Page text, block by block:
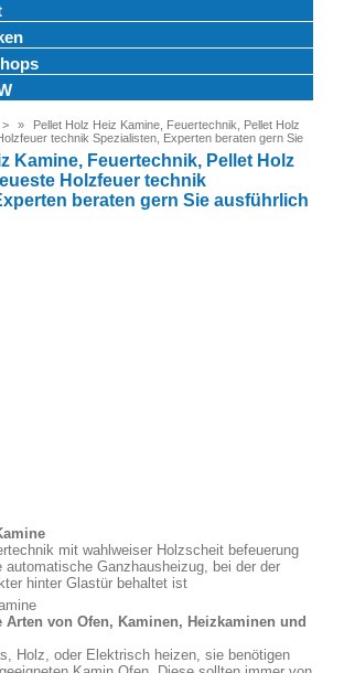
>
Pellet Holz Heiz Kamine, Feuertechnik, Pellet Holz
technik Spezialisten, Experten beraten gern Sie
Kamine, Feuertechnik, Pellet Holz
Holzfeuer technik
beraten gern Sie ausführlich
mit wahlweiser Holzscheit befeuerung
automatische Ganzhausheizug, bei der der
hinter Glastür behaltet ist
Arten von Ofen, Kaminen, Heizkaminen und
Holz, oder Elektrisch heizen, sie benötigen